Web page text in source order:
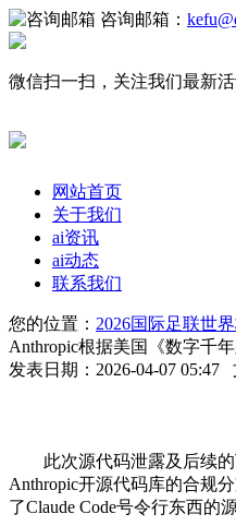
咨询邮箱：
微信扫一扫，关注我们最新
网站首页
关于我们
ai资讯
ai动态
联系我们
您的位置： 2026国际足联世
Anthropic根据美国《数字千
发表日期：2026-04-07
此次源代码泄露及后续的
Anthropic开源代码库的合规
了Claude Code号令行东西的